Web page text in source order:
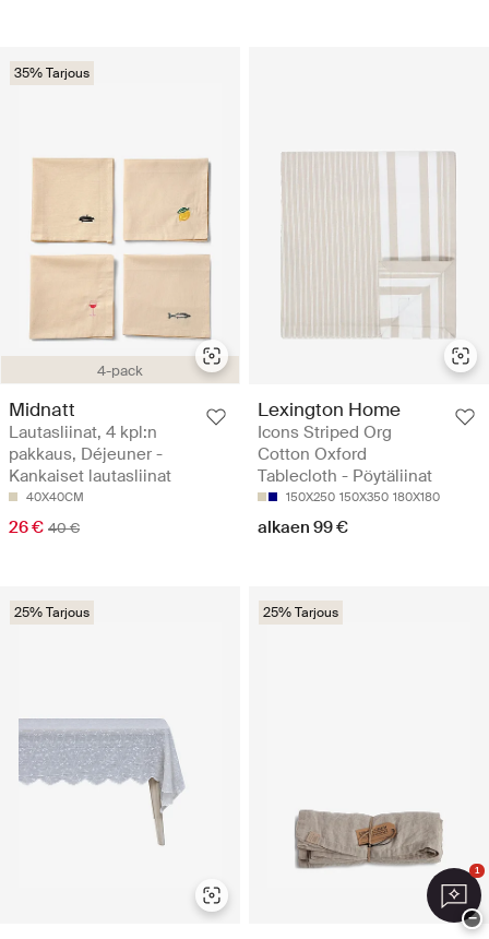
4-pack
35% Tarjous
Midnatt
Lautasliinat, 4 kpl:n
pakkaus, Déjeuner -
Kankaiset lautasliinat
40X40CM
26 € 40 €
Lexington Home
Icons Striped Org
Cotton Oxford
Tablecloth - Pöytäliinat
150X250 150X350 180X180
alkaen 99 €
25% Tarjous 25% Tarjous
1
−